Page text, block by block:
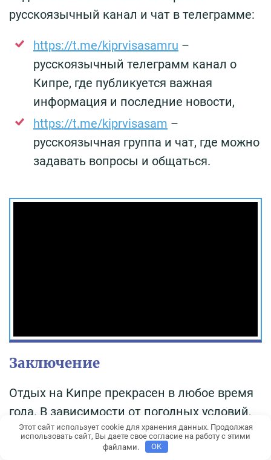
русскоязычный канал и чат в телеграмме:
https://t.me/kiprvisasamru –
русскоязычный телеграмм канал о
Кипре, где публикуется важная
информация и последние новости,
https://t.me/kiprvisasam –
русскоязычная группа и чат, где можно
задавать вопросы и общаться.
Заключение
Отдых на Кипре прекрасен в любое время
года. В зависимости от погодных условий,
можно не только искупаться в море, но и
покататься на лыжах.
Этот сайт использует cookie для хранения данных. Продолжая
использовать сайт, Вы даете свое согласие на работу с этими
файлами.
OK